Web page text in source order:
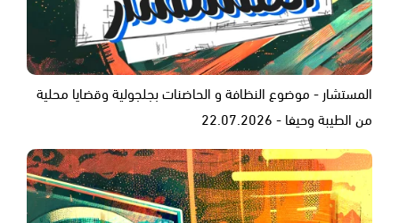
المستشار - موضوع النظافة و الحاضنات بجلجولية وقضايا محلية
من الطيبة وحيفا - 22.07.2026